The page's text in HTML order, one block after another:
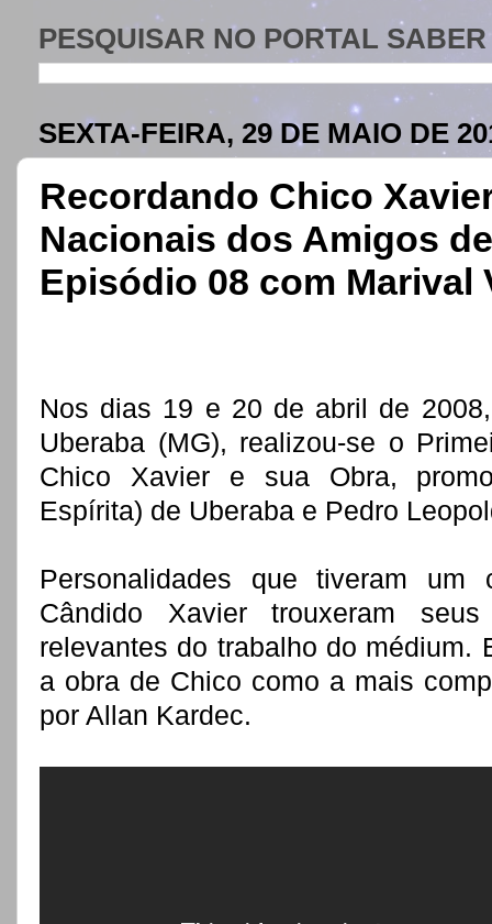
PESQUISAR NO PORTAL
SEXTA-FEIRA, 29 DE MAIO DE
Recordando Chico
Nacionais dos Amigos
Episódio 08 com Marival
Nos dias 19 e 20 de abril de
Uberaba (MG), realizou-se o
Chico Xavier e sua Obra,
Espírita) de Uberaba e Pedro
Personalidades que tiveram
Cândido Xavier trouxeram
relevantes do trabalho do médium.
a obra de Chico como a mais
por Allan Kardec.